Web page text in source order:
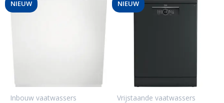
NIEUW
Inbouw vaatwassers
NIEUW
Vrijstaande vaatwassers